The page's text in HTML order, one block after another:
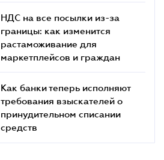
НДС на все посылки из-за
границы: как изменится
растаможивание для
маркетплейсов и граждан
Как банки теперь исполняют
требования взыскателей о
принудительном списании
средств